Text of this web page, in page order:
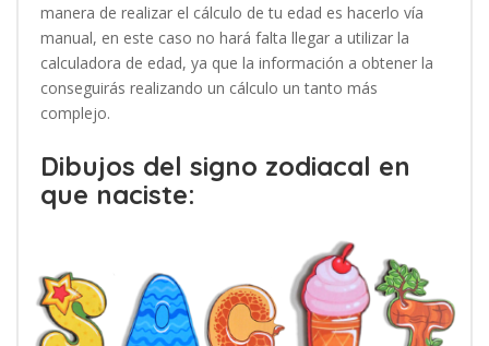
manera de realizar el cálculo de tu edad es hacerlo vía
manual, en este caso no hará falta llegar a utilizar la
calculadora de edad, ya que la información a obtener la
conseguirás realizando un cálculo un tanto más
complejo.
Dibujos del signo zodiacal en
que naciste: